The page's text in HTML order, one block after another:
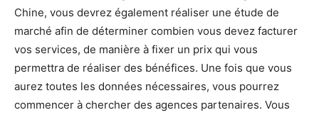
Chine, vous devrez également réaliser une étude de
marché afin de déterminer combien vous devez facturer
vos services, de manière à fixer un prix qui vous
permettra de réaliser des bénéfices. Une fois que vous
aurez toutes les données nécessaires, vous pourrez
commencer à chercher des agences partenaires. Vous